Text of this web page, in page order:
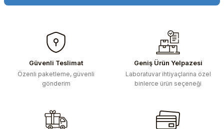
konularda yetersiz gördüğünüz noktaları öneri formunu
kullanarak tarafımıza iletebilirsiniz.
Görüş ve önerileriniz için teşekkür ederiz.
Ürün resmi kalitesiz, bozuk veya görüntülenemiyor.
Ürün fiyatı diğer sitelerden daha pahalı.
Güvenli Teslimat
Özenli paketleme, güvenli
gönderim
Geniş Ürün Yelpazesi
Laboratuvar ihtiyaçlarına özel
binlerce ürün seçeneği